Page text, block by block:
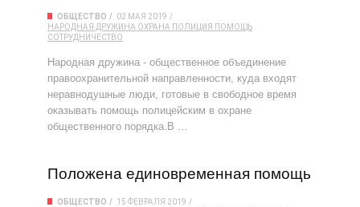
ОБЩЕСТВО
02 МАЯ 2019
НАРОДНАЯ ДРУЖИНА ОХРАНА ПОЛИЦИЯ ПОМОЩЬ
СОТРУДНИЧЕСТВО
Народная дружина - общественное объединение
правоохранительной направленности, куда входят
неравнодушные люди, готовые в свободное время
оказывать помощь полицейским в охране
общественного порядка.В …
Положена единовременная помощь
ОБЩЕСТВО
15 ФЕВРАЛЯ 2019